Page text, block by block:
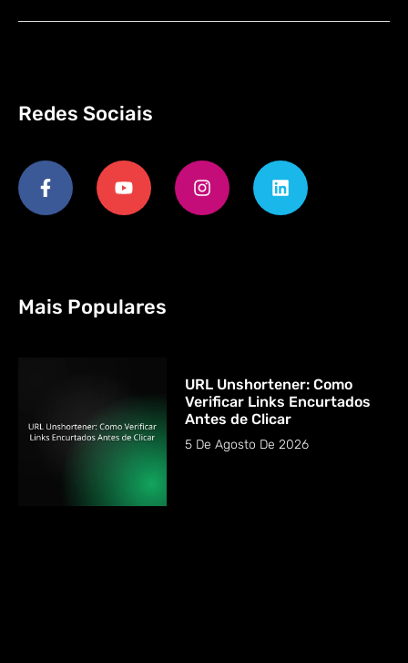
Redes Sociais
Mais Populares
URL Unshortener: Como
Verificar Links Encurtados
Antes de Clicar
5 De Agosto De 2026